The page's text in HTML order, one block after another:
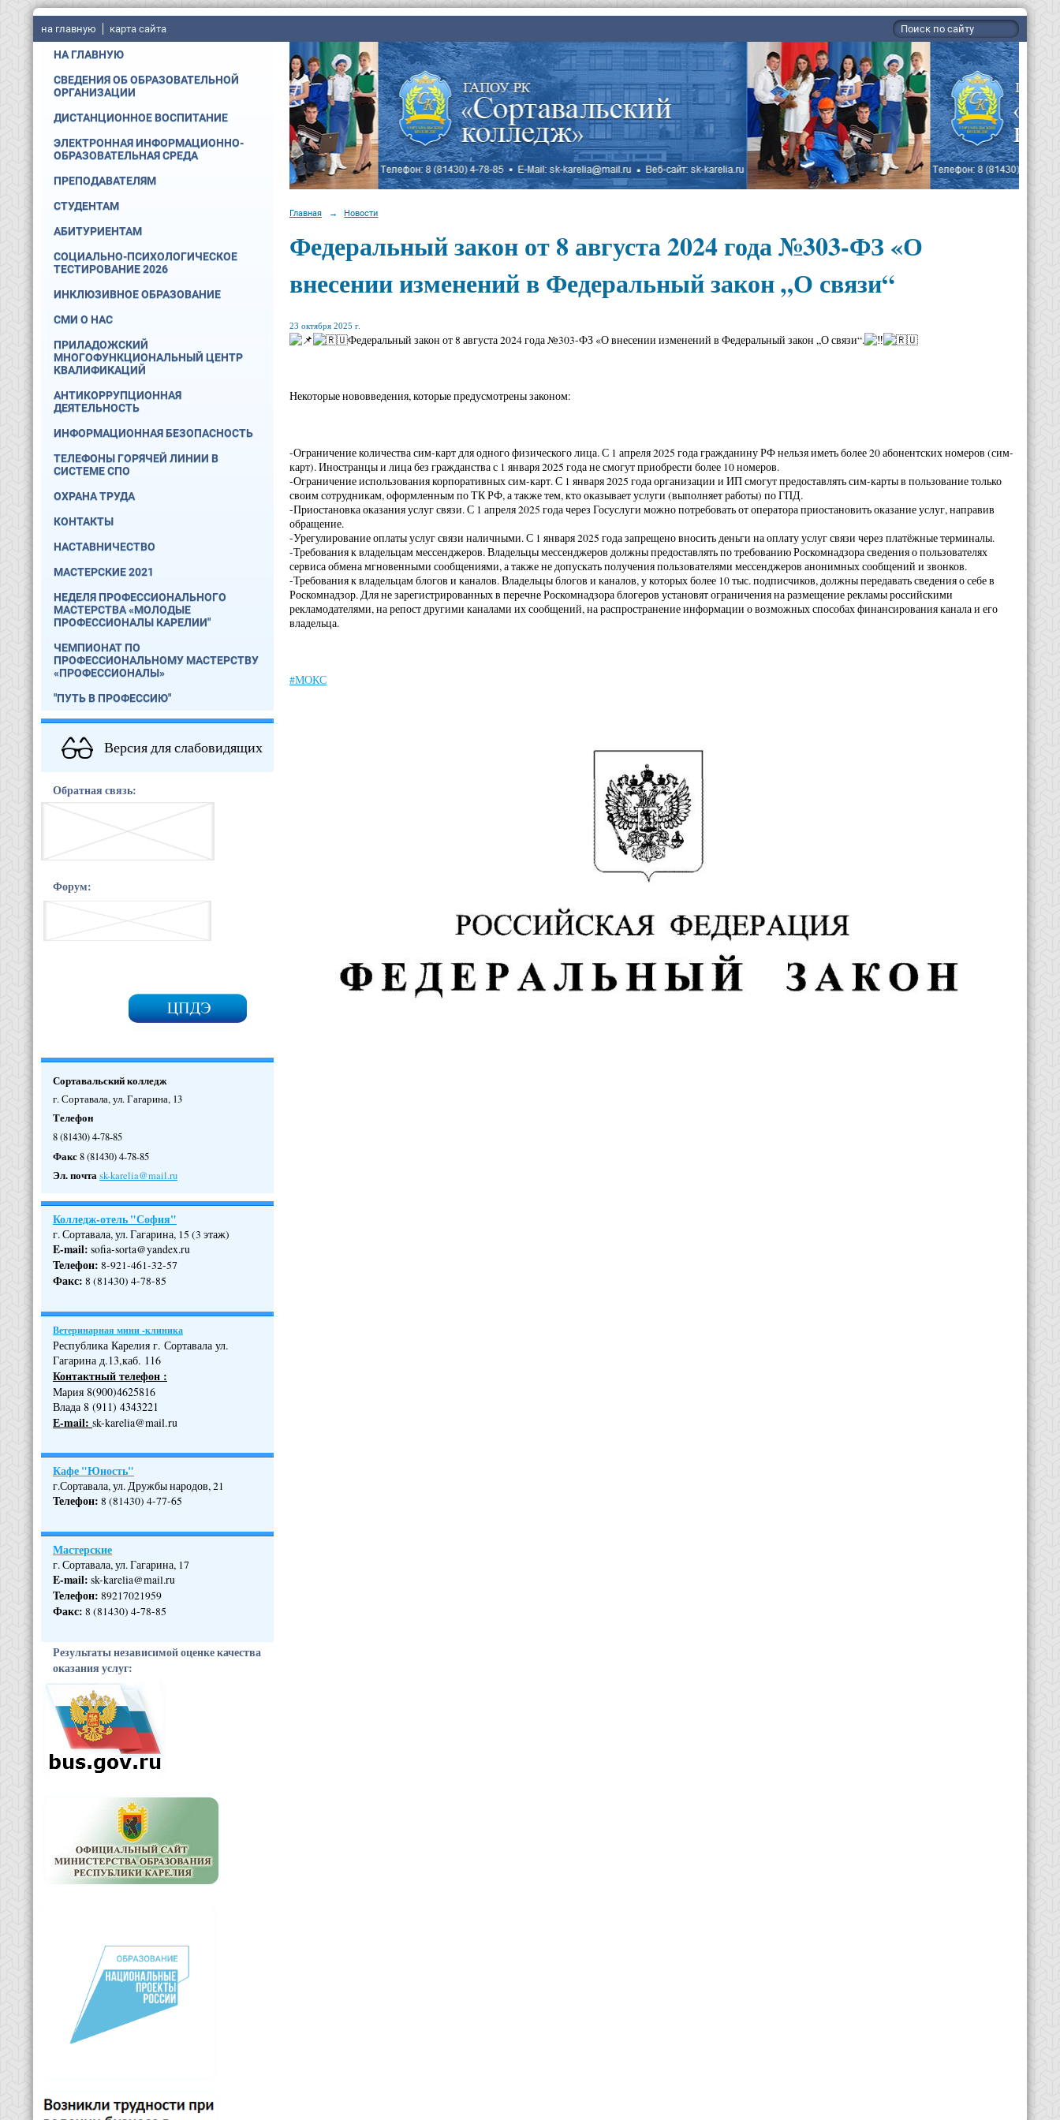
на главную карта сайта
НА ГЛАВНУЮ
СВЕДЕНИЯ ОБ ОБРАЗОВАТЕЛЬНОЙ
ОРГАНИЗАЦИИ
ДИСТАНЦИОННОЕ ВОСПИТАНИЕ
ЭЛЕКТРОННАЯ ИНФОРМАЦИОННО-
ОБРАЗОВАТЕЛЬНАЯ СРЕДА
ПРЕПОДАВАТЕЛЯМ
СТУДЕНТАМ
АБИТУРИЕНТАМ
СОЦИАЛЬНО-ПСИХОЛОГИЧЕСКОЕ
ТЕСТИРОВАНИЕ 2026
ИНКЛЮЗИВНОЕ ОБРАЗОВАНИЕ
СМИ О НАС
ПРИЛАДОЖСКИЙ
МНОГОФУНКЦИОНАЛЬНЫЙ ЦЕНТР
КВАЛИФИКАЦИЙ
АНТИКОРРУПЦИОННАЯ
ДЕЯТЕЛЬНОСТЬ
ИНФОРМАЦИОННАЯ БЕЗОПАСНОСТЬ
ТЕЛЕФОНЫ ГОРЯЧЕЙ ЛИНИИ В
СИСТЕМЕ СПО
ОХРАНА ТРУДА
КОНТАКТЫ
НАСТАВНИЧЕСТВО
МАСТЕРСКИЕ 2021
НЕДЕЛЯ ПРОФЕССИОНАЛЬНОГО
МАСТЕРСТВА «МОЛОДЫЕ
ПРОФЕССИОНАЛЫ КАРЕЛИИ"
ЧЕМПИОНАТ ПО
ПРОФЕССИОНАЛЬНОМУ МАСТЕРСТВУ
«ПРОФЕССИОНАЛЫ»
"ПУТЬ В ПРОФЕССИЮ"
Версия для слабовидящих
Обратная связь:
Форум:
Сортавальский колледж
г. Сортавала, ул. Гагарина, 13
Телефон
8 (81430) 4-78-85
Факс8 (81430) 4-78-85
Эл. почтаsk-karelia@mail.ru
Колледж-отель "София"
г. Сортавала, ул. Гагарина, 15 (3 этаж)
E-mail: sofia-sorta@yandex.ru
Телефон: 8-921-461-32-57
Факс: 8 (81430) 4-78-85
Ветеринарная мини -клиника
Республика Карелия г. Сортавала ул.
Гагарина д.13,каб. 116
Контактный телефон :
Мария 8(900)4625816
Влада 8 (911) 4343221
Е-mail: sk-karelia@mail.ru
Кафе "Юность"
г.Сортавала, ул. Дружбы народов, 21
Телефон: 8 (81430) 4-77-65
Мастерские
г. Сортавала, ул. Гагарина, 17
E-mail: sk-karelia@mail.ru
Телефон: 89217021959
Факс: 8 (81430) 4-78-85
Результаты независимой оценке качества
оказания услуг:
Главная → Новости
Федеральный закон от 8 августа 2024 года №303-ФЗ «О
внесении изменений в Федеральный закон „О связи“
23 октября 2025 г.
Федеральный закон от 8 августа 2024 года №303-ФЗ «О внесении изменений в Федеральный закон „О связи“.
Некоторые нововведения, которые предусмотрены законом:
-Ограничение количества сим-карт для одного физического лица. С 1 апреля 2025 года гражданину РФ нельзя иметь более 20 абонентских номеров (сим-
карт). Иностранцы и лица без гражданства с 1 января 2025 года не смогут приобрести более 10 номеров.
-Ограничение использования корпоративных сим-карт. С 1 января 2025 года организации и ИП смогут предоставлять сим-карты в пользование только
своим сотрудникам, оформленным по ТК РФ, а также тем, кто оказывает услуги (выполняет работы) по ГПД.
-Приостановка оказания услуг связи. С 1 апреля 2025 года через Госуслуги можно потребовать от оператора приостановить оказание услуг, направив
обращение.
-Урегулирование оплаты услуг связи наличными. С 1 января 2025 года запрещено вносить деньги на оплату услуг связи через платёжные терминалы.
-Требования к владельцам мессенджеров. Владельцы мессенджеров должны предоставлять по требованию Роскомнадзора сведения о пользователях
сервиса обмена мгновенными сообщениями, а также не допускать получения пользователями мессенджеров анонимных сообщений и звонков.
-Требования к владельцам блогов и каналов. Владельцы блогов и каналов, у которых более 10 тыс. подписчиков, должны передавать сведения о себе в
Роскомнадзор. Для не зарегистрированных в перечне Роскомнадзора блогеров установят ограничения на размещение рекламы российскими
рекламодателями, на репост другими каналами их сообщений, на распространение информации о возможных способах финансирования канала и его
владельца.
#МОКС